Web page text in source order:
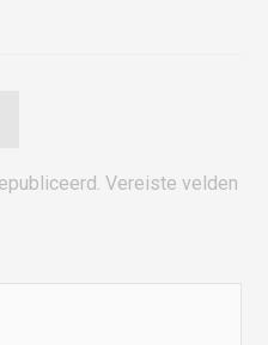
Vereiste velden